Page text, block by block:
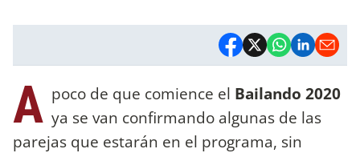
A poco de que comience el Bailando 2020
ya se van confirmando algunas de las
parejas que estarán en el programa, sin